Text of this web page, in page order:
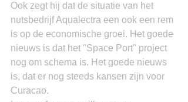
Ook zegt hij dat de situatie van het
nutsbedrijf Aqualectra een ook een rem
is op de economische groei. Het goede
nieuws is dat het "Space Port" project
nog om schema is. Het goede nieuws
is, dat er nog steeds kansen zijn voor
Curacao.